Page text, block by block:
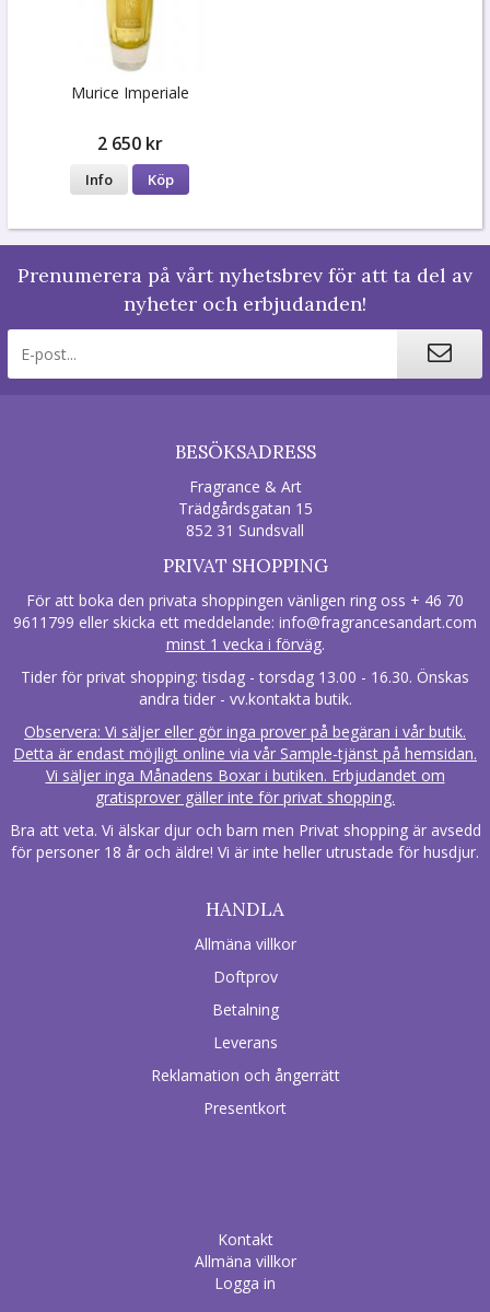
Murice Imperiale
2 650 kr
Info Köp
Prenumerera på vårt nyhetsbrev för att ta del av
nyheter och erbjudanden!
BESÖKSADRESS
Fragrance & Art
Trädgårdsgatan 15
852 31 Sundsvall
PRIVAT SHOPPING
För att boka den privata shoppingen vänligen ring oss + 46 70
9611799 eller skicka ett meddelande: info@fragrancesandart.com
minst 1 vecka i förväg.
Tider för privat shopping: tisdag - torsdag 13.00 - 16.30. Önskas
andra tider - vv.kontakta butik.
Observera: Vi säljer eller gör inga prover på begäran i vår butik.
Detta är endast möjligt online via vår Sample-tjänst på hemsidan.
Vi säljer inga Månadens Boxar i butiken. Erbjudandet om
gratisprover gäller inte för privat shopping.
Bra att veta. Vi älskar djur och barn men Privat shopping är avsedd
för personer 18 år och äldre! Vi är inte heller utrustade för husdjur.
HANDLA
Allmäna villkor
Doftprov
Betalning
Leverans
Reklamation och ångerrätt
Presentkort
Kontakt
Allmäna villkor
Logga in